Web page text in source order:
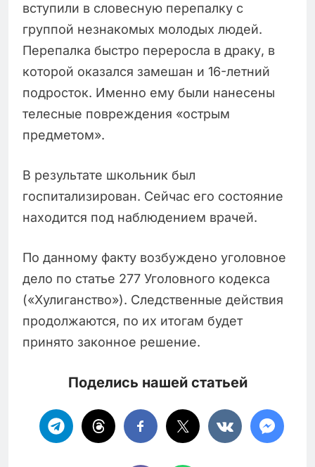
вступили в словесную перепалку с
группой незнакомых молодых людей.
Перепалка быстро переросла в драку, в
которой оказался замешан и 16-летний
подросток. Именно ему были нанесены
телесные повреждения «острым
предметом».
В результате школьник был
госпитализирован. Сейчас его состояние
находится под наблюдением врачей.
По данному факту возбуждено уголовное
дело по статье 277 Уголовного кодекса
(«Хулиганство»). Следственные действия
продолжаются, по их итогам будет
принято законное решение.
Поделись нашей статьей